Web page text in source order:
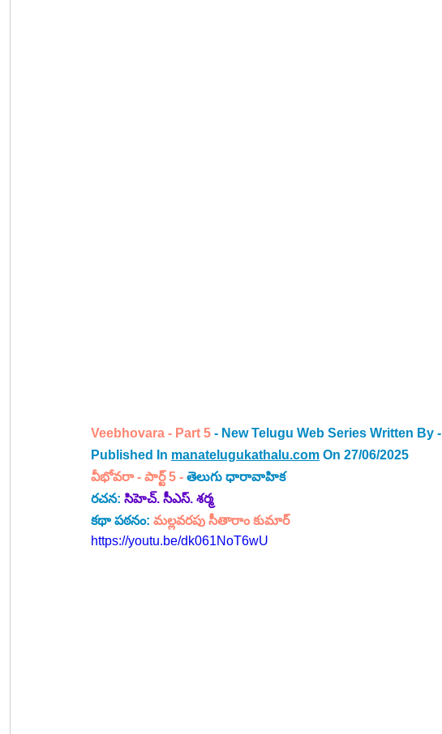
Veebhovara - Part 5 - New Telugu Web Series Written By -
Published In manatelugukathalu.com On 27/06/2025
వీభోవరా - పార్ట్ 5 - తెలుగు ధారావాహిక
రచన: సిహెచ్. సీఎస్. శర్మ
కథా పఠనం: మల్లవరపు సీతారాం కుమార్
https://youtu.be/dk061NoT6wU